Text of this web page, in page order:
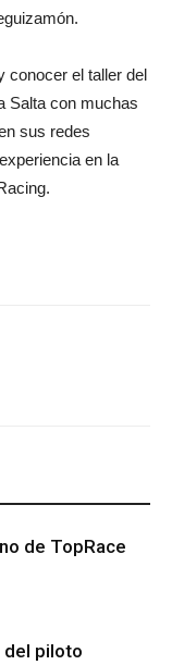
conocer el taller del
Salta con muchas
sus redes
en la
de TopRace
del piloto